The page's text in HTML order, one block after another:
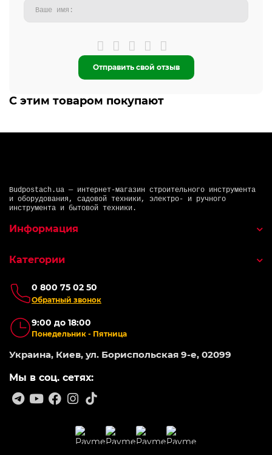
Отправить свой отзыв
С этим товаром покупают
Budpostach.ua — интернет-магазин строительного инструмента
и оборудования, садовой техники, электро- и ручного
инструмента и бытовой техники.
0 800 75 02 50
Обратный звонок
9:00 до 18:00
Понедельник - Пятница
Украина, Киев, ул. Бориспольская 9-е, 02099
Мы в соц. сетях:
Информация
Категории